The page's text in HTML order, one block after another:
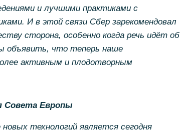
и лучшими практиками с
И в этой связи Сбер зарекомендовал
сторона, особенно когда речь идёт об
объявить, что теперь наше
активным и плодотворным
Совета Европы
технологий является сегодня